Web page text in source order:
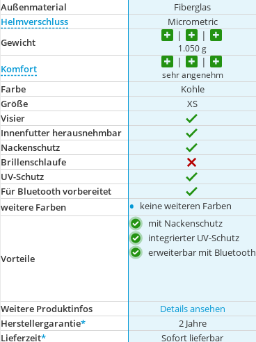
Außenmaterial Fiberglas
Helmverschluss
Micrometric
Gewicht
1.050 g
Komfort sehr angenehm
Farbe Kohle
Größe
XS
Visier
Innenfutter herausnehmbar
Nackenschutz
Brillenschlaufe
UV-Schutz
Für Bluetooth vorbereitet
weitere Farben
• keine weiteren Farben
Vorteile
mit Nackenschutz
integrierter UV-Schutz
erweiterbar mit Bluetooth
Weitere Produktinfos Details ansehen
Herstellergarantie* 2 Jahre
Lieferzeit* Sofort lieferbar